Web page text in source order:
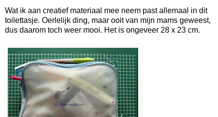
Wat ik aan creatief materiaal mee neem past allemaal in dit
toilettasje. Oerlelijk ding, maar ooit van mijn mams geweest,
dus daarom toch weer mooi. Het is ongeveer 28 x 23 cm.